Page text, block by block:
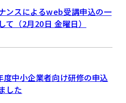
ンスによるweb受講申込の一
て（2月20日 金曜日）
度中小企業者向け研修の申込
した